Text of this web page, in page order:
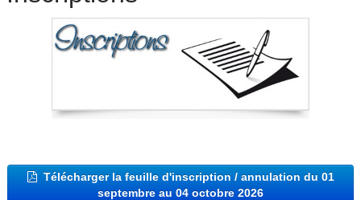
Télécharger la feuille d'inscription / annulation du 01
septembre au 04 octobre 2026